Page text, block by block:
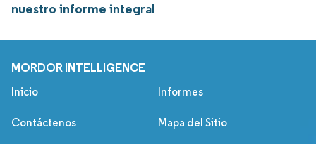
nuestro informe integral
MORDOR INTELLIGENCE
Inicio Informes
Contáctenos Mapa del Sitio